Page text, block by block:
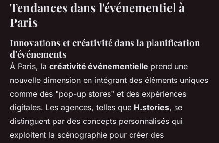
Tendances dans l'événementiel à
Paris
Innovations et créativité dans la planification
d'événements
À Paris, la créativité événementielle prend une
nouvelle dimension en intégrant des éléments uniques
comme des "pop-up stores" et des expériences
digitales. Les agences, telles que H.stories, se
distinguent par des concepts personnalisés qui
exploitent la scénographie pour créer des